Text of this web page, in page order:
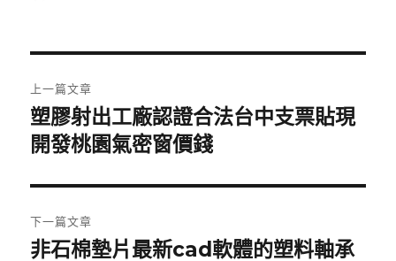
章
導
覽
上一篇文章
上
一
文
章:
塑膠射出工廠認證合法台中支票貼現
開發桃園氣密窗價錢
下一篇文章
下
非石棉墊片最新cad軟體的塑料軸承